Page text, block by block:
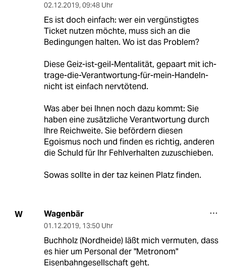
02.12.2019, 09:48 Uhr
Es ist doch einfach: wer ein vergünstigtes
Ticket nutzen möchte, muss sich an die
Bedingungen halten. Wo ist das Problem?
Diese Geiz-ist-geil-Mentalität, gepaart mit ich-
trage-die-Verantwortung-für-mein-Handeln-
nicht ist einfach nervtötend.
Was aber bei Ihnen noch dazu kommt: Sie
haben eine zusätzliche Verantwortung durch
Ihre Reichweite. Sie befördern diesen
Egoismus noch und finden es richtig, anderen
die Schuld für Ihr Fehlverhalten zuzuschieben.
Sowas sollte in der taz keinen Platz finden.
W Wagenbär
01.12.2019, 13:50 Uhr
Buchholz (Nordheide) läßt mich vermuten, dass
es hier um Personal der "Metronom"
Eisenbahngesellschaft geht.